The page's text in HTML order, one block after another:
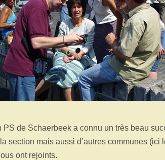
PS de Schaerbeek a connu un très beau
section mais aussi d’autres communes (ici
ont rejoints.